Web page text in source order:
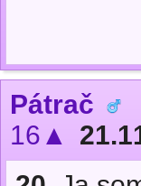
Pátrač
16▲